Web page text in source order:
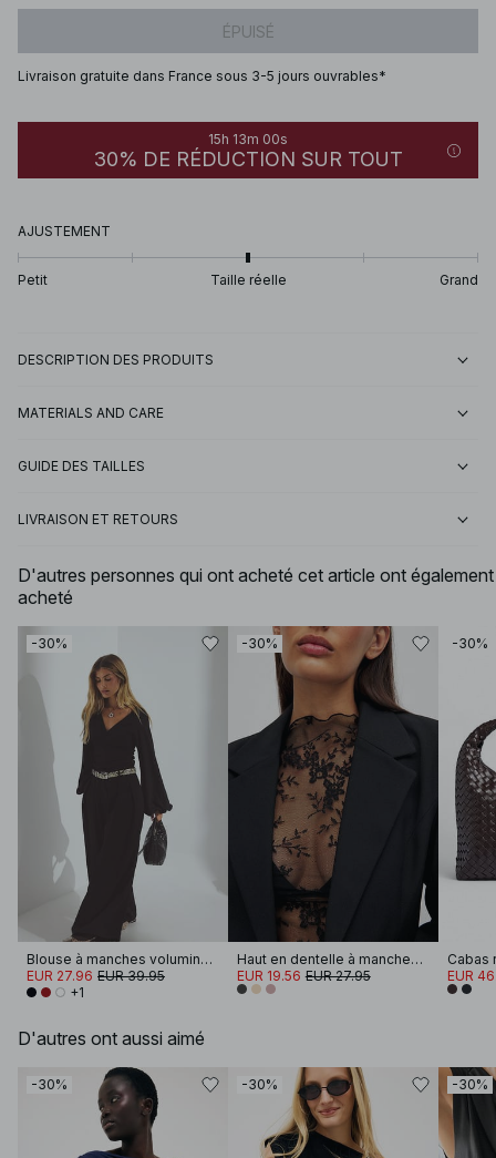
ÉPUISÉ
Livraison gratuite dans France sous 3-5 jours ouvrables*
15h 13m 00s
30% DE RÉDUCTION SUR TOUT
AJUSTEMENT
Petit Taille réelle Grand
DESCRIPTION DES PRODUITS
MATERIALS AND CARE
GUIDE DES TAILLES
LIVRAISON ET RETOURS
D'autres personnes qui ont acheté cet article ont également
acheté
-30%
Blouse à manches volumineuses
EUR 27.96 EUR 39.95
+1
-30%
Haut en dentelle à manches longues
EUR 19.56 EUR 27.95
-30%
Cabas
EUR
D'autres ont aussi aimé
-30% -30% -30%